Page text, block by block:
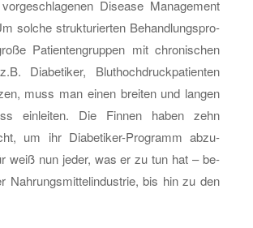
Di­sea­se Ma­nage­ment
sol­che struk­tu­rier­ten Be­hand­lungs­pro­
Pa­ti­en­ten­grup­pen mit chro­ni­schen
Dia­be­ti­ker, Blut­hoch­druck­pa­ti­en­ten
muss man einen brei­ten und lan­gen
ein­lei­ten. Die Fin­nen haben zehn
um ihr Dia­be­ti­ker-Pro­gramm ab­zu­
weiß nun jeder, was er zu tun hat – be­
Nah­rungs­mit­tel­in­dus­trie, bis hin zu den